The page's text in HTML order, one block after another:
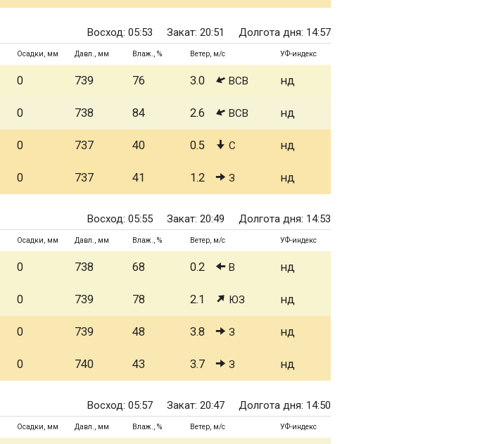
Восход: 05:53 Закат: 20:51 Долгота дня: 14:57
Осадки, мм Давл., мм Влаж., % Ветер, м/с УФ-индекс
0 739 76 3.0 ВСВ нд
0 738 84 2.6 ВСВ нд
0 737 40 0.5 С нд
0 737 41 1.2 З нд
Восход: 05:55 Закат: 20:49 Долгота дня: 14:53
Осадки, мм Давл., мм Влаж., % Ветер, м/с УФ-индекс
0 738 68 0.2 В нд
0 739 78 2.1 ЮЗ нд
0 739 48 3.8 З нд
0 740 43 3.7 З нд
Восход: 05:57 Закат: 20:47 Долгота дня: 14:50
Осадки, мм Давл., мм Влаж., % Ветер, м/с УФ-индекс